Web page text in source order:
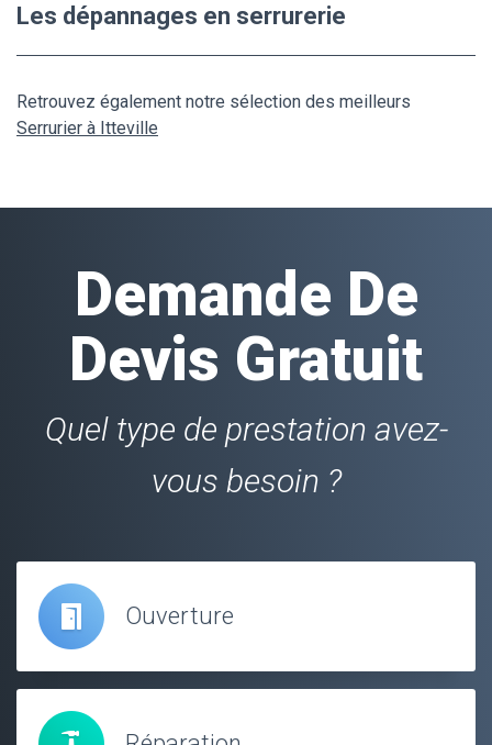
Les dépannages en serrurerie
Retrouvez également notre sélection des meilleurs
Serrurier à Itteville
Demande De
Devis Gratuit
Quel type de prestation avez-
vous besoin ?
Ouverture